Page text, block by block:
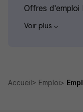
Offres d'emploi
Voir plus
Accueil Emploi